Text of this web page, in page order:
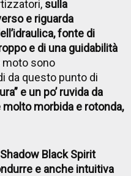
sulla
e riguarda
fonte di
e di una guidabilità
moto sono
da questo punto di
e un po’ ruvida da
morbida e rotonda,
Black Spirit
e anche intuitiva